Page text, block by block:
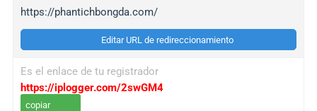
https://phantichbongda.com/
Editar URL de redireccionamiento
Es el enlace de tu registrador
https://iplogger.com/2swGM4
copiar